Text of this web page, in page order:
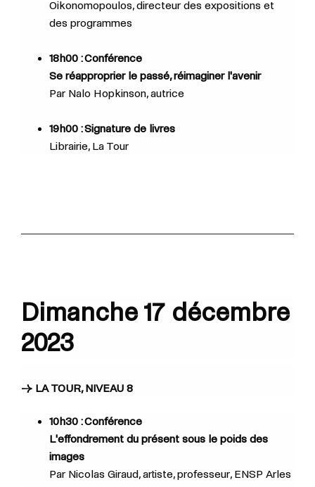
Oikonomopoulos, directeur des expositions et
des programmes
18h00 : Conférence
Se réapproprier le passé, réimaginer l'avenir
Par Nalo Hopkinson, autrice
19h00 : Signature de livres
Librairie, La Tour
Dimanche 17 décembre
2023
→ LA TOUR, NIVEAU 8
10h30 : Conférence
L'effondrement du présent sous le poids des
images
Par Nicolas Giraud, artiste, professeur, ENSP Arles